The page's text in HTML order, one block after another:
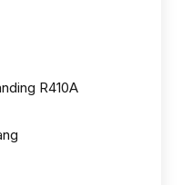
R410A